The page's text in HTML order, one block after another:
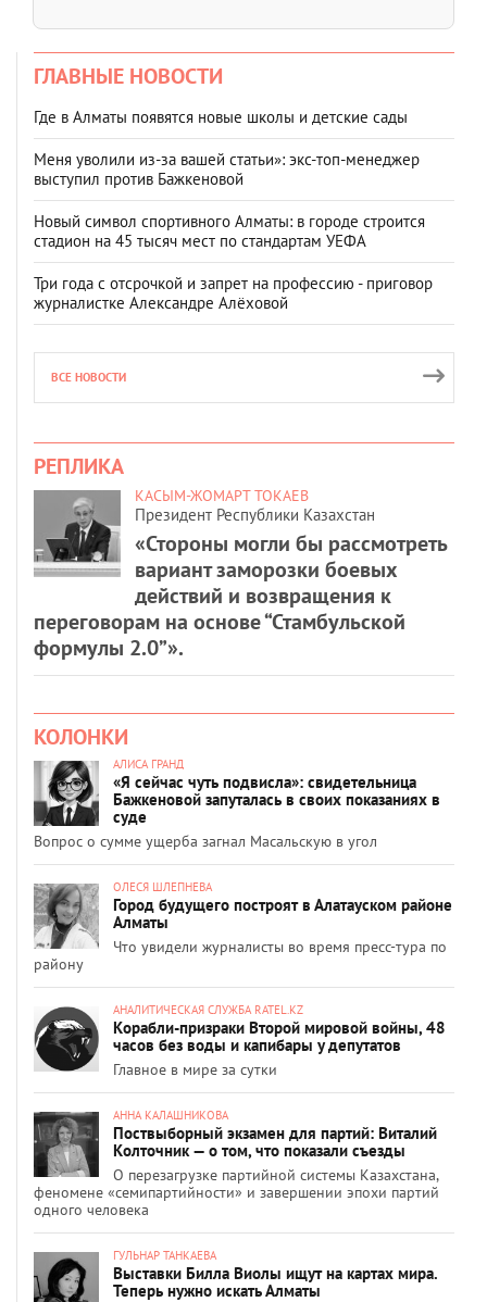
ГЛАВНЫЕ НОВОСТИ
Где в Алматы появятся новые школы и детские сады
Меня уволили из-за вашей статьи»: экс-топ-менеджер
выступил против Бажкеновой
Новый символ спортивного Алматы: в городе строится
стадион на 45 тысяч мест по стандартам УЕФА
Три года с отсрочкой и запрет на профессию - приговор
журналистке Александре Алёховой
ВСЕ НОВОСТИ
РЕПЛИКА
КАСЫМ-ЖОМАРТ ТОКАЕВ
Президент Республики Казахстан
«Стороны могли бы рассмотреть
вариант заморозки боевых
действий и возвращения к
переговорам на основе “Стамбульской
формулы 2.0”».
КОЛОНКИ
АЛИСА ГРАНД
«Я сейчас чуть подвисла»: свидетельница
Бажкеновой запуталась в своих показаниях в
суде
Вопрос о сумме ущерба загнал Масальскую в угол
ОЛЕСЯ ШЛЕПНЕВА
Город будущего построят в Алатауском районе
Алматы
Что увидели журналисты во время пресс-тура по
району
АНАЛИТИЧЕСКАЯ СЛУЖБА RATEL.KZ
Корабли-призраки Второй мировой войны, 48
часов без воды и капибары у депутатов
Главное в мире за сутки
АННА КАЛАШНИКОВА
Поствыборный экзамен для партий: Виталий
Колточник — о том, что показали съезды
О перезагрузке партийной системы Казахстана,
феномене «семипартийности» и завершении эпохи партий
одного человека
ГУЛЬНАР ТАНКАЕВА
Выставки Билла Виолы ищут на картах мира.
Теперь нужно искать Алматы